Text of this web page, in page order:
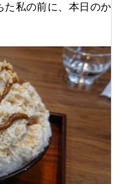
た私の前に、本日のか